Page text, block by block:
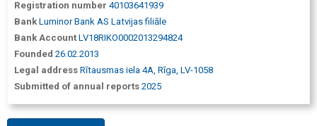
Registration number 40103641939
Bank Luminor Bank AS Latvijas filiāle
Bank Account LV18RIKO0002013294824
Founded 26.02.2013
Legal address Rītausmas iela 4A, Rīga, LV-1058
Submitted of annual reports 2025